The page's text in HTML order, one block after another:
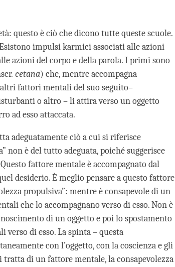
questo è ciò che dicono tutte queste scuole.
impulsi karmici associati alle azioni
azioni del corpo e della parola. I primi sono
cetanā) che, mentre accompagna
fattori mentali del suo seguito–
o altro – li attira verso un oggetto
ad esso attaccata.
adeguatamente ciò a cui si riferisce
non è del tutto adeguata, poiché suggerisce
fattore mentale è accompagnato dal
desiderio. È meglio pensare a questo fattore
propulsiva”: mentre è consapevole di un
che lo accompagnano verso di esso. Non è
di un oggetto e poi lo spostamento
di esso. La spinta – questa
con l’oggetto, con la coscienza e gli
di un fattore mentale, la consapevolezza